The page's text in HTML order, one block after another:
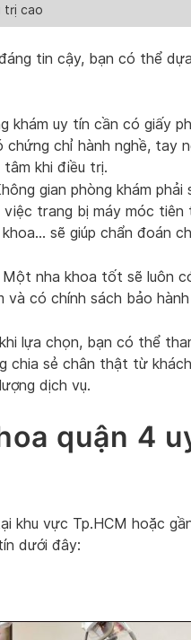
trị cao
tin cậy, bạn có thể
khám uy tín cần có giấy
chỉ hành nghề, tay
khi điều trị.
gian phòng khám phải
trang bị máy móc tiên
sẽ giúp chẩn đoán
Một nha khoa tốt sẽ luôn
có chính sách bảo
lựa chọn, bạn có thể
chia sẻ chân thật từ
dịch vụ.
quận 4
khu vực Tp.HCM hoặc
dưới đây: